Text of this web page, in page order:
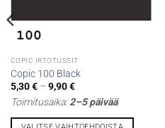
COPIC IRTOTUSSIT
Copic 100 Black
5,30€ – 9,90€Hintaluokka:
-
Toimitusaika:2–5 päivää